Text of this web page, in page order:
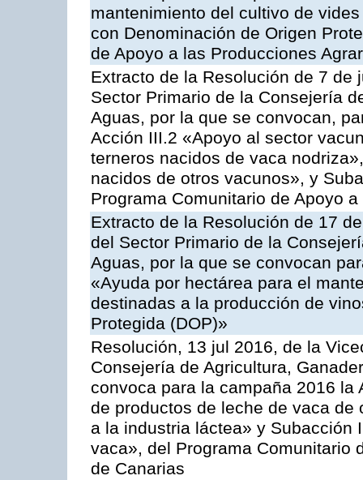
mantenimiento del cultivo de
con Denominación de Origen
de Apoyo a las Producciones
Extracto de la Resolución de 7
Sector Primario de la Consejería
Aguas, por la que se convocan,
Acción III.2 «Apoyo al sector
terneros nacidos de vaca
nacidos de otros vacunos», y
Programa Comunitario de Apoyo
Extracto de la Resolución de 17
del Sector Primario de la
Aguas, por la que se convocan
«Ayuda por hectárea para el
destinadas a la producción de
Protegida (DOP)»
Resolución, 13 jul 2016, de la
Consejería de Agricultura,
convoca para la campaña 2016
de productos de leche de vaca
a la industria láctea» y Subacción
vaca», del Programa Comunitario
de Canarias